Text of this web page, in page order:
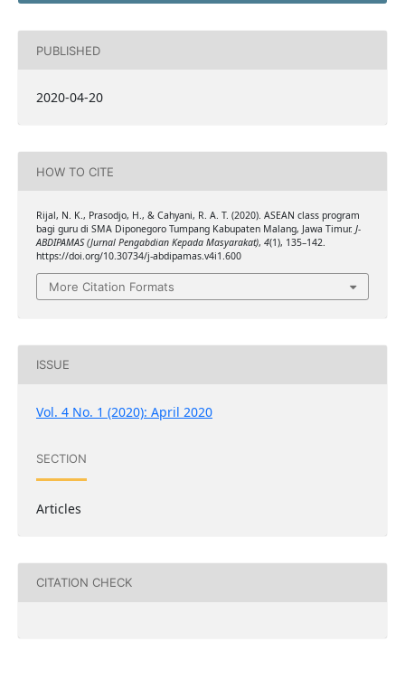
PUBLISHED
2020-04-20
HOW TO CITE
Rijal, N. K., Prasodjo, H., & Cahyani, R. A. T. (2020). ASEAN class program
bagi guru di SMA Diponegoro Tumpang Kabupaten Malang, Jawa Timur. J-
ABDIPAMAS (Jurnal Pengabdian Kepada Masyarakat), 4(1), 135–142.
https://doi.org/10.30734/j-abdipamas.v4i1.600
More Citation Formats
ISSUE
Vol. 4 No. 1 (2020): April 2020
SECTION
Articles
CITATION CHECK